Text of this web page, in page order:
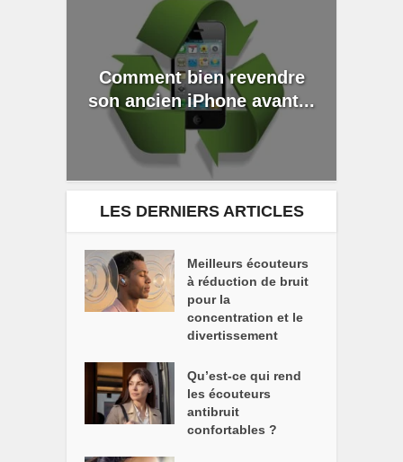
Comment bien revendre
son ancien iPhone avant...
LES DERNIERS ARTICLES
Meilleurs écouteurs
à réduction de bruit
pour la
concentration et le
divertissement
Qu’est-ce qui rend
les écouteurs
antibruit
confortables ?